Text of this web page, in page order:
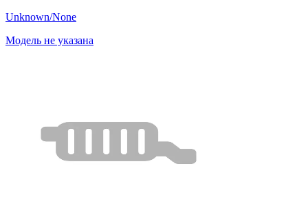
Unknown/None
Модель не указана